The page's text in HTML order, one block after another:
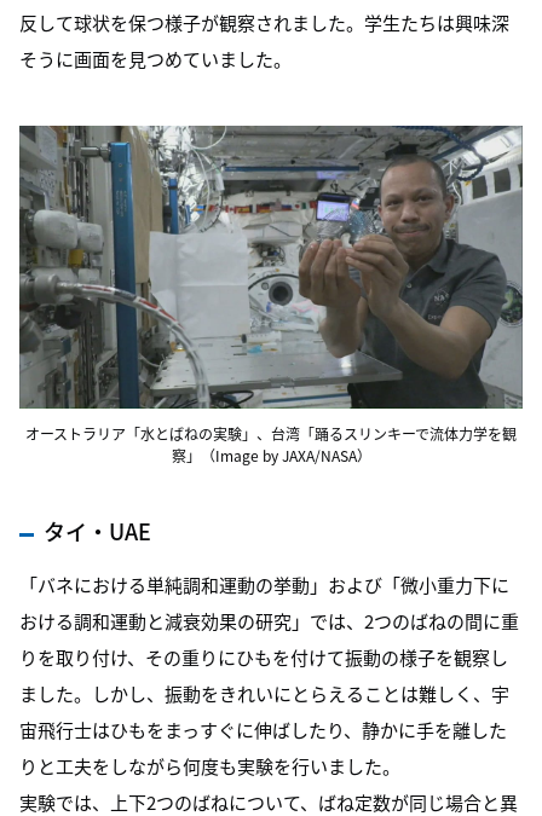
反して球状を保つ様子が観察されました。学生たちは興味深
そうに画面を見つめていました。
オーストラリア「水とばねの実験」、台湾「踊るスリンキーで流体力学を観
察」（Image by JAXA/NASA）
タイ・UAE
「バネにおける単純調和運動の挙動」および「微小重力下に
おける調和運動と減衰効果の研究」では、2つのばねの間に重
りを取り付け、その重りにひもを付けて振動の様子を観察し
ました。しかし、振動をきれいにとらえることは難しく、宇
宙飛行士はひもをまっすぐに伸ばしたり、静かに手を離した
りと工夫をしながら何度も実験を行いました。
実験では、上下2つのばねについて、ばね定数が同じ場合と異